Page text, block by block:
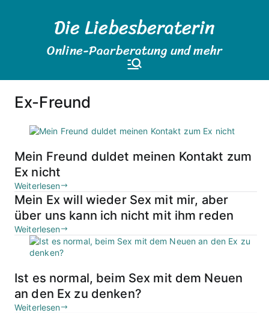
Die Liebesberaterin
Online-Paarberatung und mehr
Ex-Freund
Mein Freund duldet meinen Kontakt zum
Ex nicht
Weiterlesen
Mein Ex will wieder Sex mit mir, aber
über uns kann ich nicht mit ihm reden
Weiterlesen
Ist es normal, beim Sex mit dem Neuen
an den Ex zu denken?
Weiterlesen